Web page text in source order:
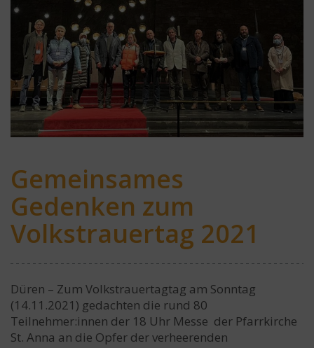
Gemeinsames
Gedenken zum
Volkstrauertag 2021
Düren – Zum Volkstrauertagtag am Sonntag
(14.11.2021) gedachten die rund 80
Teilnehmer:innen der 18 Uhr Messe der Pfarrkirche
St. Anna an die Opfer der verheerenden